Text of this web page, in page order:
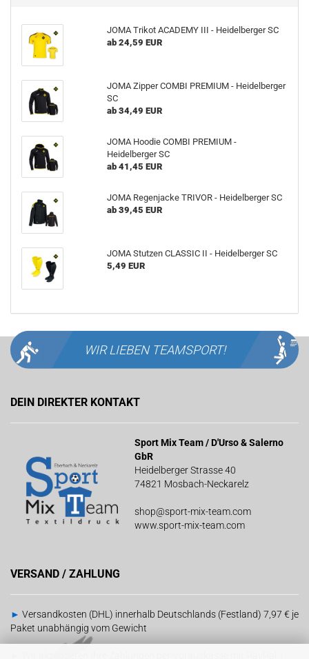
JOMA Trikot ACADEMY III - Heidelberger SC
ab 24,59 EUR
JOMA Zipper COMBI PREMIUM - Heidelberger
SC
ab 34,49 EUR
JOMA Hoodie COMBI PREMIUM -
Heidelberger SC
ab 41,45 EUR
JOMA Regenjacke TRIVOR - Heidelberger SC
ab 39,45 EUR
JOMA Stutzen CLASSIC II - Heidelberger SC
5,49 EUR
WIR LIEBEN TEAMSPORT!
DEIN DIREKTER KONTAKT
Sport Mix Team / D'Urso & Salerno
GbR
Heidelberger Strasse 40
74821 Mosbach-Neckarelz
shop@sport-mix-team.com
www.sport-mix-team.com
VERSAND / ZAHLUNG
► Versandkosten (DHL) innerhalb Deutschlands (Festland) 7,97 € je
Paket unabhängig vom Gewicht